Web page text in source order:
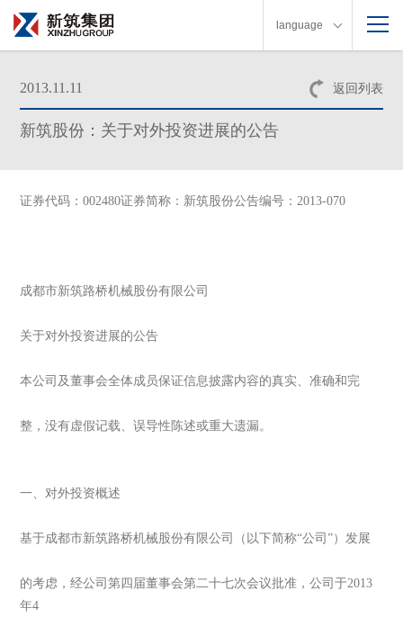
language
返回列表
2013.11.11
新筑股份：关于对外投资进展的公告
证券代码：002480证券简称：新筑股份公告编号：2013-070
成都市新筑路桥机械股份有限公司
关于对外投资进展的公告
本公司及董事会全体成员保证信息披露内容的真实、准确和完
整，没有虚假记载、误导性陈述或重大遗漏。
一、对外投资概述
基于成都市新筑路桥机械股份有限公司（以下简称“公司”）发展
的考虑，经公司第四届董事会第二十七次会议批准，公司于2013
年4